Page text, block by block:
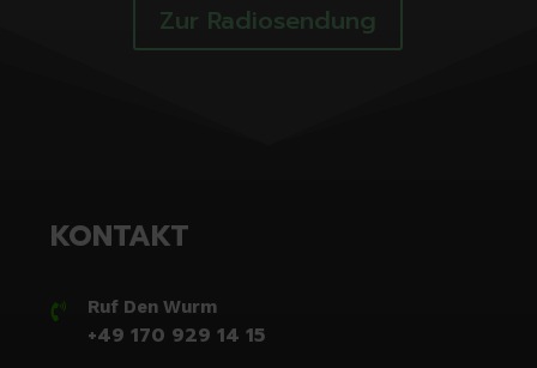
Zur Radiosendung
KONTAKT
 Ruf Den Wurm
+49 170 929 14 15